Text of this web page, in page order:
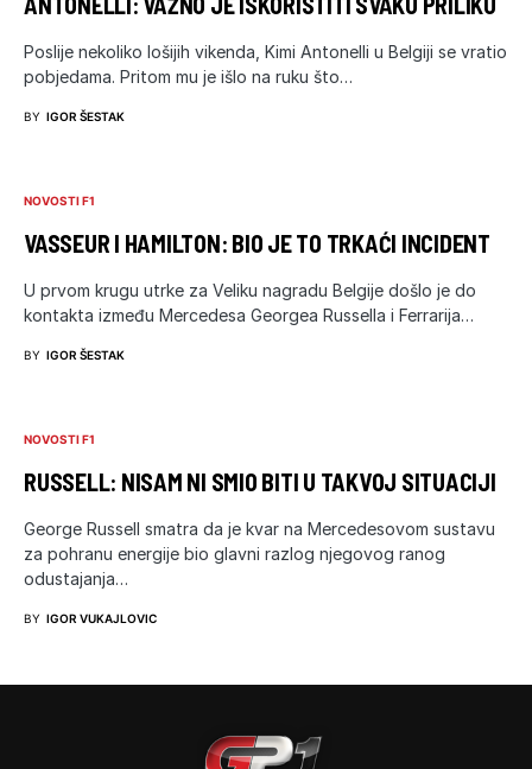
Poslije nekoliko lošijih vikenda, Kimi Antonelli u Belgiji se vratio
pobjedama. Pritom mu je išlo na ruku što…
BY IGOR ŠESTAK
NOVOSTI F1
VASSEUR I HAMILTON: BIO JE TO TRKAĆI INCIDENT
U prvom krugu utrke za Veliku nagradu Belgije došlo je do
kontakta između Mercedesa Georgea Russella i Ferrarija…
BY IGOR ŠESTAK
NOVOSTI F1
RUSSELL: NISAM NI SMIO BITI U TAKVOJ SITUACIJI
George Russell smatra da je kvar na Mercedesovom sustavu
za pohranu energije bio glavni razlog njegovog ranog
odustajanja…
BY IGOR VUKAJLOVIC